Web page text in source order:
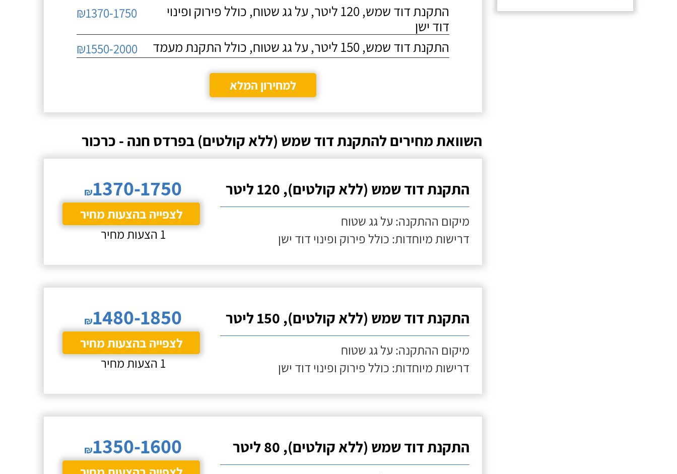
התקנת דוד שמש, 120 ליטר, על גג שטוח, כולל פירוק ופינוי
דוד ישן
₪1370-1750
התקנת דוד שמש, 150 ליטר, על גג שטוח, כולל התקנת מעמד ₪1550-2000
למחירון המלא
השוואת מחירים להתקנת דוד שמש (ללא קולטים) בפרדס חנה - כרכור
התקנת דוד שמש (ללא קולטים), 120 ליטר
מיקום ההתקנה: על גג שטוח
דרישות מיוחדות: כולל פירוק ופינוי דוד ישן
₪1370-1750
לצפייה בהצעות מחיר
1 הצעות מחיר
התקנת דוד שמש (ללא קולטים), 150 ליטר
מיקום ההתקנה: על גג שטוח
דרישות מיוחדות: כולל פירוק ופינוי דוד ישן
₪1480-1850
לצפייה בהצעות מחיר
1 הצעות מחיר
התקנת דוד שמש (ללא קולטים), 80 ליטר ₪1350-1600